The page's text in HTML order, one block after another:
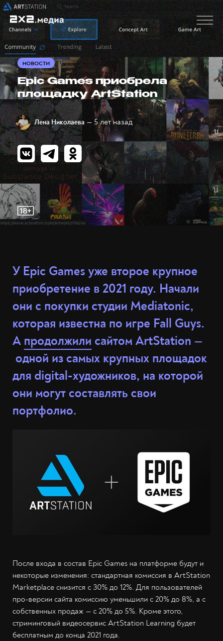
НОВОСТИ
Epic Games приобрела
площадку ArtStation
Лена Николаева — 5 лет назад
У Epic Games уже второе крупное
приобретение в 2021 году. Начали
они с покупки студии Mediatonic,
которая известна по игре Fall Guys.
А продолжили сайтом ArtStation —
одной из самых крупных площадок
для digital-художников, на которой
они могут составлять свои
портфолио.
После входа в состав Epic Games на платформе будут и
некоторые изменения: стандартная комиссия в ArtStation
Marketplace снизится с 30% до 12%. Для пользователей
про-версии сайта комиссию уменьшили с 20% до 8%, а с
собственных продаж — с 20% до 5%. Кроме этого,
стриминговый видеосервис ArtStation Learning будет
бесплатным до конца 2021 года.